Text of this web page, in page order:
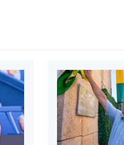
Lopez ouvre la porte